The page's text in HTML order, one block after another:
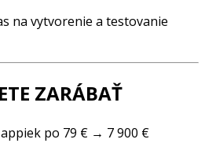
na vytvorenie a testovanie
ZARÁBAŤ
po 79 € → 7 900 €